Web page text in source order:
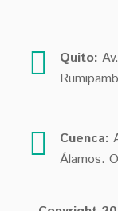
Quito:
Cuenca:
Álamos.